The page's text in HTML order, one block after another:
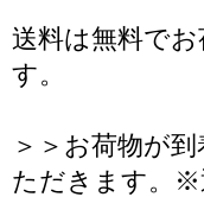
送料は無料で
す。
＞＞お荷物が
ただきます。※